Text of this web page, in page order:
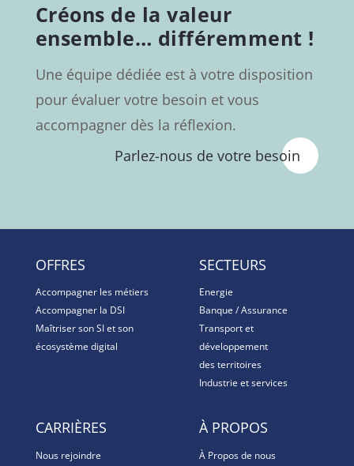
Créons de la valeur
ensemble… différemment !
Une équipe dédiée est à votre disposition
pour évaluer votre besoin et vous
accompagner dès la réflexion.
Parlez-nous de votre besoin
OFFRES
Accompagner les métiers
Accompagner la DSI
Maîtriser son SI et son
écosystème digital
SECTEURS
Energie
Banque / Assurance
Transport et
développement
des territoires
Industrie et services
CARRIÈRES
Nous rejoindre
À PROPOS
À Propos de nous